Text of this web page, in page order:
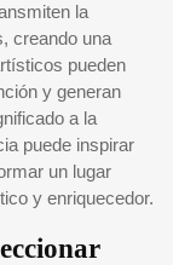
la
creando una
pueden
y generan
a la
puede inspirar
un lugar
y enriquecedor.